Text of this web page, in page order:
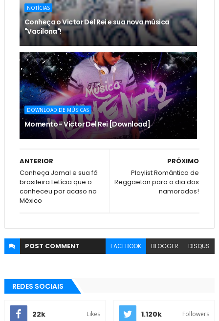
NOTÍCIAS
Conheça o Victor Del Rei e sua nova música
"Vacilona"!
DOWNLOAD DE MÚSICAS
Momento - Victor Del Rei [Download]
PRÓXIMO
Playlist Romântica de
Reggaeton para o dia dos
namorados!
ANTERIOR
Conheça Jomal e sua fã
brasileira Letícia que o
conheceu por acaso no
México
POST COMMENT FACEBOOK BLOGGER DISQUS
REDES SOCIAIS
22k Likes 1.120k Followers